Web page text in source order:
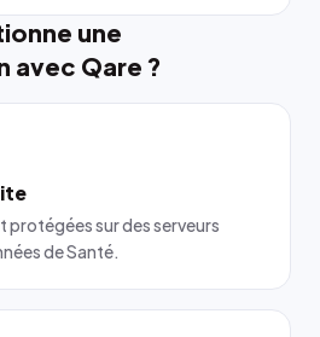
une
avec Qare ?
sur des serveurs
de Santé.